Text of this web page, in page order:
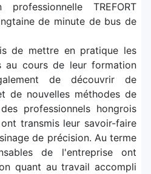
TREFORT
de minute de bus de
de mettre en pratique les
au cours de leur formation
de découvrir de
de nouvelles méthodes de
professionnels hongrois
transmis leur savoir-faire
de précision. Au terme
de l'entreprise ont
quant au travail accompli